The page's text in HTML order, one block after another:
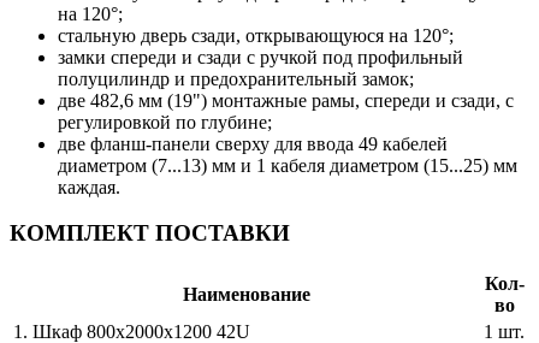
на 120°;
стальную дверь сзади, открывающуюся на 120°;
замки спереди и сзади с ручкой под профильный
полуцилиндр и предохранительный замок;
две 482,6 мм (19") монтажные рамы, спереди и сзади, с
регулировкой по глубине;
две фланш-панели сверху для ввода 49 кабелей
диаметром (7...13) мм и 1 кабеля диаметром (15...25) мм
каждая.
КОМПЛЕКТ ПОСТАВКИ
Наименование
Кол-
во
1. Шкаф 800x2000x1200 42U
1 шт.